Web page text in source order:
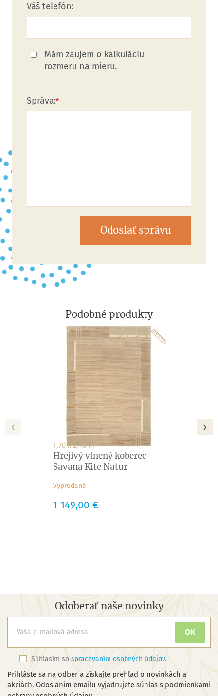
Váš telefón:
Mám zaujem o kalkuláciu
rozmeru na mieru.
Správa:
Odoslať správu
Podobné produkty
1,70 x 2,40 m
Hrejivý vlnený koberec
Savana Kite Natur
Vypredané
Cena
1 149,00 €
‹ ›
Odoberať naše novinky
Súhlasím so spracovaním osobných údajov.
Prihláste sa na odber a získajte prehľad o novinkách a
akciách. Odoslaním emailu vyjadrujete súhlas s podmienkami